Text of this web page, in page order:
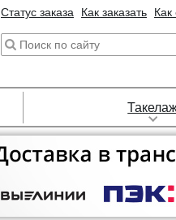
Статус заказа Как заказать Как